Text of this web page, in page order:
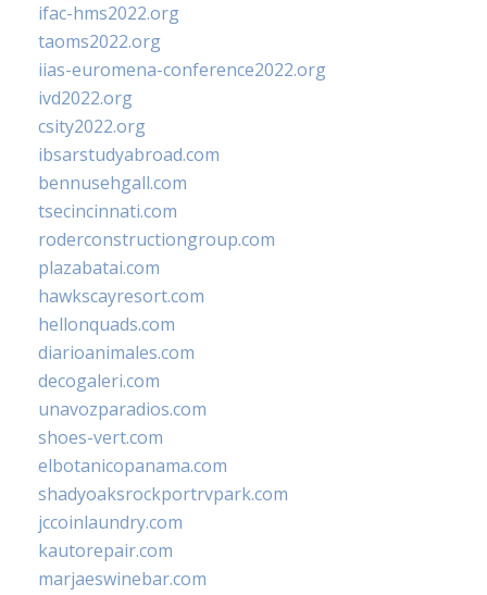
ifac-hms2022.org
taoms2022.org
iias-euromena-conference2022.org
ivd2022.org
csity2022.org
ibsarstudyabroad.com
bennusehgall.com
tsecincinnati.com
roderconstructiongroup.com
plazabatai.com
hawkscayresort.com
hellonquads.com
diarioanimales.com
decogaleri.com
unavozparadios.com
shoes-vert.com
elbotanicopanama.com
shadyoaksrockportrvpark.com
jccoinlaundry.com
kautorepair.com
marjaeswinebar.com